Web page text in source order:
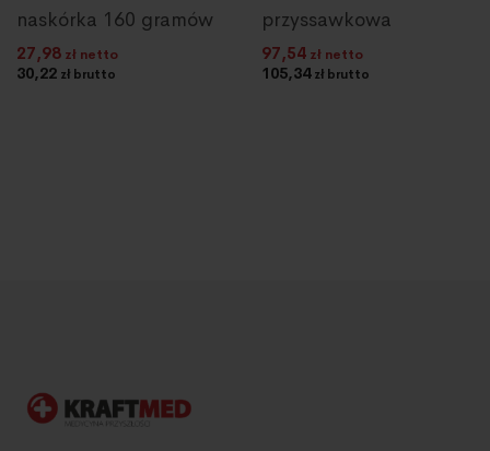
naskórka 160 gramów
27,98 zł netto
30,22 zł brutto
przyssawkowa
97,54 zł netto
105,34zł brutto